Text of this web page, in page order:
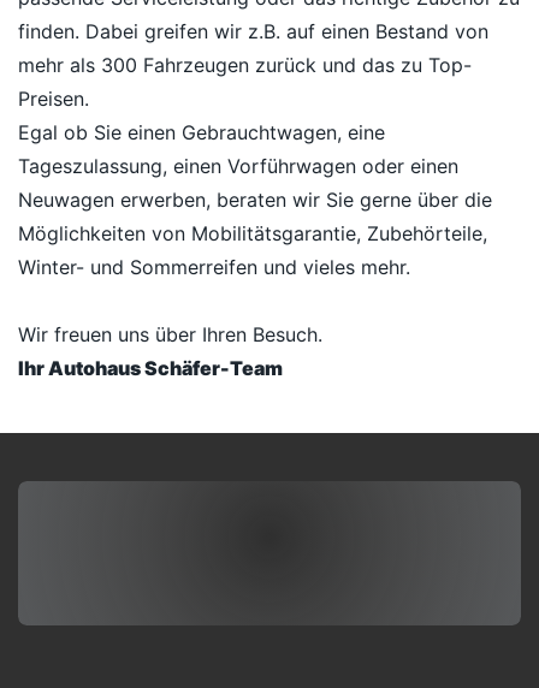
finden. Dabei greifen wir z.B. auf einen Bestand von
mehr als 300 Fahrzeugen zurück und das zu Top-
Preisen.
Egal ob Sie einen Gebrauchtwagen, eine
Tageszulassung, einen Vorführwagen oder einen
Neuwagen erwerben, beraten wir Sie gerne über die
Möglichkeiten von Mobilitätsgarantie, Zubehörteile,
Winter- und Sommerreifen und vieles mehr.
Wir freuen uns über Ihren Besuch.
Ihr Autohaus Schäfer-Team